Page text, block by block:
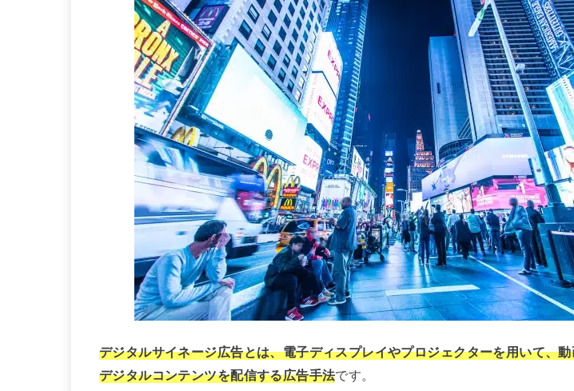
デジタルサイネージ広告とは、電子ディスプレイやプロジェクターを用いて、
デジタルコンテンツを配信する広告手法です。